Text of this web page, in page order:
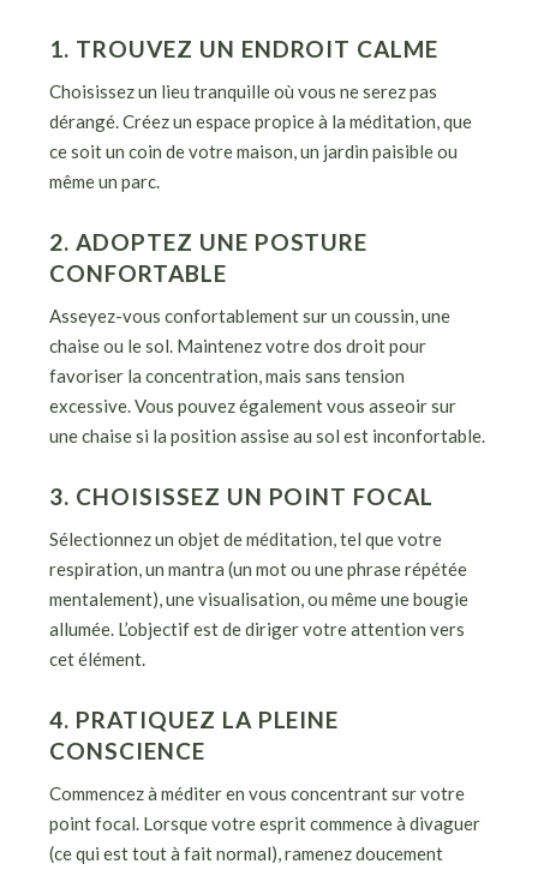
1. TROUVEZ UN ENDROIT CALME
Choisissez un lieu tranquille où vous ne serez pas
dérangé. Créez un espace propice à la méditation, que
ce soit un coin de votre maison, un jardin paisible ou
même un parc.
2. ADOPTEZ UNE POSTURE
CONFORTABLE
Asseyez-vous confortablement sur un coussin, une
chaise ou le sol. Maintenez votre dos droit pour
favoriser la concentration, mais sans tension
excessive. Vous pouvez également vous asseoir sur
une chaise si la position assise au sol est inconfortable.
3. CHOISISSEZ UN POINT FOCAL
Sélectionnez un objet de méditation, tel que votre
respiration, un mantra (un mot ou une phrase répétée
mentalement), une visualisation, ou même une bougie
allumée. L’objectif est de diriger votre attention vers
cet élément.
4. PRATIQUEZ LA PLEINE
CONSCIENCE
Commencez à méditer en vous concentrant sur votre
point focal. Lorsque votre esprit commence à divaguer
(ce qui est tout à fait normal), ramenez doucement